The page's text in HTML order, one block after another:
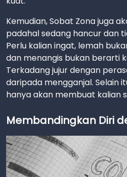
Kemudian, Sobat Zona juga
padahal sedang hancur dan
Perlu kalian ingat, lemah
dan menangis bukan berarti
Terkadang jujur dengan
daripada mengganjal. Selain
hanya akan membuat kalian
Membandingkan Diri